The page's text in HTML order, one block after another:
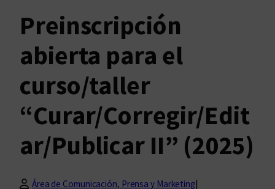
Preinscripción
abierta para el
curso/taller
“Curar/Corregir/Edit
ar/Publicar II” (2025)
Área de Comunicación, Prensa y Marketing|